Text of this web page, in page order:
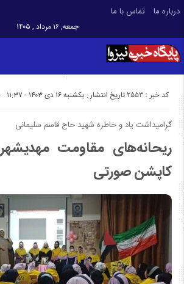
درباره ما تماس با ما
جمعه, ۱۶ مرداد , ۱۴۰۵
تاریخ انتشار : یکشنبه ۱۶ دی ۱۴۰۳ - ۱۱:۳۷ کد خبر : 2553 ۰
گرامیداشت یاد و خاطره شهید حاج قاسم سلیمانی
ریحانه‌های مقاومت
کاپشن صورتی